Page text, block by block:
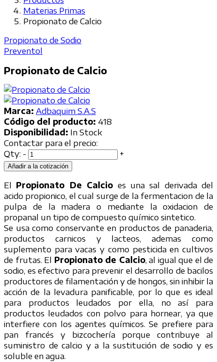
Materias Primas
Propionato de Calcio
Propionato de Sodio
Preventol
Propionato de Calcio
Marca: Adbaquim S.A.S
Código del producto: 418
Disponibilidad: In Stock
Contactar para el precio:
Qty: - +
Añadir a la cotización
El Propionato De Calcio es una sal derivada del
acido propionico, el cual surge de la fermentacion de la
pulpa de la madera o mediante la oxidacion de
propanal un tipo de compuesto químico sintetico.
Se usa como conservante en productos de panaderia,
productos carnicos y lacteos, ademas como
suplemento para vacas y como pesticida en cultivos
de frutas. El Propionato de Calcio, al igual que el de
sodio, es efectivo para prevenir el desarrollo de bacilos
productores de filamentación y de hongos, sin inhibir la
acción de la levadura panificable, por lo que es ideal
para productos leudados por ella, no así para
productos leudados con polvo para hornear, ya que
interfiere con los agentes químicos. Se prefiere para
pan francés y bizcochería porque contribuye al
suministro de calcio y a la sustitución de sodio y es
soluble en agua.